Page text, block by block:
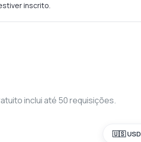
inscrito.
inclui até 50 requisições.
🇺🇸 USD